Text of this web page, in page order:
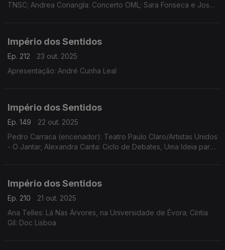
TNSC; Andrea Conangla: Concerto OML; Sara Fonseca e José
Império dos Sentidos
Ep. 212
23 out. 2025
Apresentação: André Cunha Leal
Império dos Sentidos
Ep. 149
22 out. 2025
Pedro Carraca (encenador): Teatro Paulo Claro/Artistas Unidos
- O Jantar; Alexandra Carita: Ciclo de Debates, Uma Ideia para
Império dos Sentidos
Ep. 210
21 out. 2025
Ana Telles: Lá Nas Árvores, na Universidade de Évora; Cíntia
Gil: Doc Lisboa